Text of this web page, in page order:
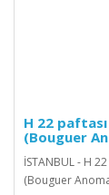
H 22
(Bouguer
İSTANBUL - H
(Bouguer